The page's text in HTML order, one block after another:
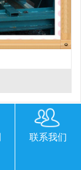
联系我们